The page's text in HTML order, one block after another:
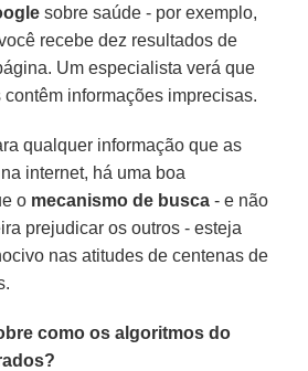
sobre saúde - por exemplo,
recebe dez resultados de
Um especialista verá que
informações imprecisas.
qualquer informação que as
internet, há uma boa
o mecanismo de busca - e não
prejudicar os outros - esteja
nas atitudes de centenas de
como os algoritmos do